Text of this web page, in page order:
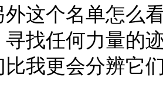
外这个名单怎么
寻找任何力量的
我更会分辨它